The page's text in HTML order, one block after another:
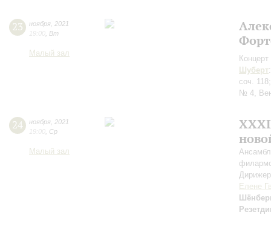
23 ноября 2021
19:00 Вт
Малый зал
Шуберт
соч.
№ 4,
24 ноября 2021
19:00 Ср
Малый зал
Елене